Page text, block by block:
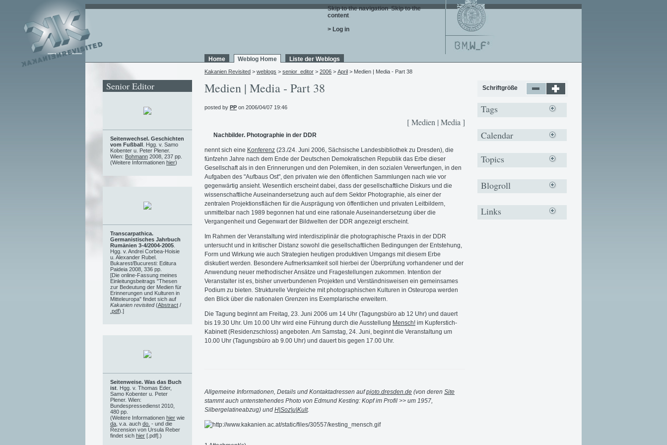
Skip to the navigation. Skip to the
content.
> Log in
Home Weblog Home Liste der Weblogs
Kakanien Revisited > weblogs > senior_editor > 2006 > April > Medien | Media - Part 38
Medien | Media - Part 38
posted by PP on 2006/04/07 19:46
[ Medien | Media ]
Nachbilder. Photographie in der DDR
nennt sich eine Konferenz (23./24. Juni 2006, Sächsische Landesbibliothek zu Dresden), die
fünfzehn Jahre nach dem Ende der Deutschen Demokratischen Republik das Erbe dieser
Gesellschaft als in den Erinnerungen und den Polemiken, in den sozialen Verwerfungen, in den
Aufgaben des "Aufbaus Ost", den privaten wie den öffentlichen Sammlungen nach wie vor
gegenwärtig ansieht. Wesentlich erscheint dabei, dass der gesellschaftliche Diskurs und die
wissenschaftliche Auseinandersetzung auch auf dem Sektor Photographie, als einer der
zentralen Projektionsflächen für die Ausprägung von öffentlichen und privaten Leitbildern,
unmittelbar nach 1989 begonnen hat und eine rationale Auseinandersetzung über die
Vergangenheit und Gegenwart der Bildwelten der DDR angezeigt erscheint.
Im Rahmen der Veranstaltung wird interdisziplinär die photographische Praxis in der DDR
untersucht und in kritischer Distanz sowohl die gesellschaftlichen Bedingungen der Entstehung,
Form und Wirkung wie auch Strategien heutigen produktiven Umgangs mit diesem Erbe
diskutiert werden. Besondere Aufmerksamkeit soll hierbei der Überprüfung vorhandener und der
Anwendung neuer methodischer Ansätze und Fragestellungen zukommen. Intention der
Veranstalter ist es, bisher unverbundenen Projekten und Verständnisweisen ein gemeinsames
Podium zu bieten. Strukturelle Vergleiche mit photographischen Kulturen in Osteuropa werden
den Blick über die nationalen Grenzen ins Exemplarische erweitern.
Die Tagung beginnt am Freitag, 23. Juni 2006 um 14 Uhr (Tagungsbüro ab 12 Uhr) und dauert
bis 19.30 Uhr. Um 10.00 Uhr wird eine Führung durch die Ausstellung Mensch! im Kupferstich-
Kabinett (Residenzschloss) angeboten. Am Samstag, 24. Juni, beginnt die Veranstaltung um
10.00 Uhr (Tagungsbüro ab 9.00 Uhr) und dauert bis gegen 17.00 Uhr.
Allgemeine Informationen, Details und Kontaktadressen aufpjoto.dresden.de (von deren Site
stammt auch untenstehendes Photo von Edmund Kesting: Kopf im Profil >> um 1957,
Silbergelatineabzug) und H|Soz|u|Kult.
Senior Editor
Seitenwechsel. Geschichten
vom Fußball . Hgg. v. Samo
Kobenter u. Peter Plener.
Wien: Bohmann 2008, 237 pp.
(Weitere Informationen hier)
Transcarpathica.
Germanistisches Jahrbuch
Rumänien 3-4/2004-2005
Hgg. v. Andrei Corbea-Hoisie
u. Alexander Rubel.
Bukarest/Bucuresti: Editura
Paideia 2008, 336 pp.
[Die online-Fassung meines
Einleitungsbeitrags "Thesen
zur Bedeutung der Medien für
Erinnerungen und Kulturen in
Mitteleuropa" findet sich auf
Kakanien revisited(Abstract /
.pdf).]
Seitenweise. Was das Buch
ist . Hgg. v. Thomas Eder,
Samo Kobenter u. Peter
Plener. Wien:
Bundespressedienst 2010,
480 pp.
(Weitere Informationen hier wie
da , v.a. auch do. - und die
Rezension von Ursula Reber
findet sich hier [.pdf].)
Schriftgröße
Tags
Calendar
Topics
Blogroll
Links